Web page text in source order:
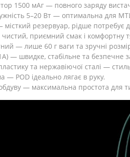
1500 мАг — повного заряду
5–20 Вт — оптимальна для
резервуар, рідше потребує
приємний смак і комфортну
— лише 60 г ваги та зручні
— швидке, стабільне та безпечне
та нержавіючої сталі —
— POD ідеально лягає в руку.
— максимальна простота для